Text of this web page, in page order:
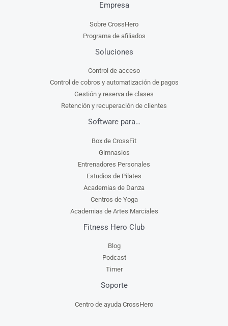
Empresa
Sobre CrossHero
Programa de afiliados
Soluciones
Control de acceso
Control de cobros y automatización de pagos
Gestión y reserva de clases
Retención y recuperación de clientes
Software para…
Box de CrossFit
Gimnasios
Entrenadores Personales
Estudios de Pilates
Academias de Danza
Centros de Yoga
Academias de Artes Marciales
Fitness Hero Club
Blog
Podcast
Timer
Soporte
Centro de ayuda CrossHero